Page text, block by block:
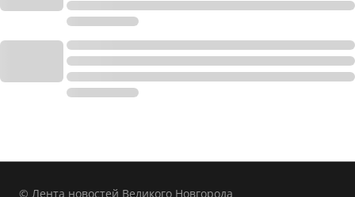
© Лента новостей Великого Новгорода